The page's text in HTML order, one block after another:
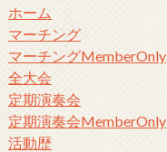
ホーム
マーチング
マーチングMemberOnly
全大会
定期演奏会
定期演奏会MemberOnly
活動歴